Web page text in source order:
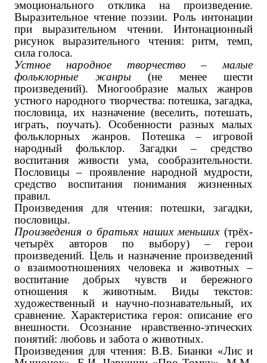
эмоционального отклика на произведение.
Выразительное чтение поэзии. Роль интонации
при выразительном чтении. Интонационный
рисунок выразительного чтения: ритм, темп,
сила голоса.
Устное народное творчество – малые
фольклорные жанры(не менее шести
произведений). Многообразие малых жанров
устного народного творчества: потешка, загадка,
пословица, их назначение (веселить, потешать,
играть, поучать). Особенности разных малых
фольклорных жанров. Потешка – игровой
народный фольклор. Загадки – средство
воспитания живости ума, сообразительности.
Пословицы – проявление народной мудрости,
средство воспитания понимания жизненных
правил.
Произведения для чтения: потешки, загадки,
пословицы.
Произведения о братьях наших меньших(трёх-
четырёх авторов по выбору) – герои
произведений. Цель и назначение произведений
о взаимоотношениях человека и животных –
воспитание добрых чувств и бережного
отношения к животным. Виды текстов:
художественный и научно-познавательный, их
сравнение. Характеристика героя: описание его
внешности. Осознание нравственно-этических
понятий: любовь и забота о животных.
Произведения для чтения: В.В. Бианки «Лис и